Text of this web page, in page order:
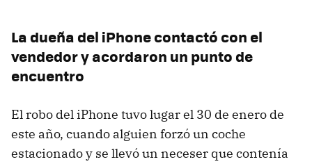
La dueña del iPhone contactó con el
vendedor y acordaron un punto de
encuentro
El robo del iPhone tuvo lugar el 30 de enero de
este año, cuando alguien forzó un coche
estacionado y se llevó un neceser que contenía